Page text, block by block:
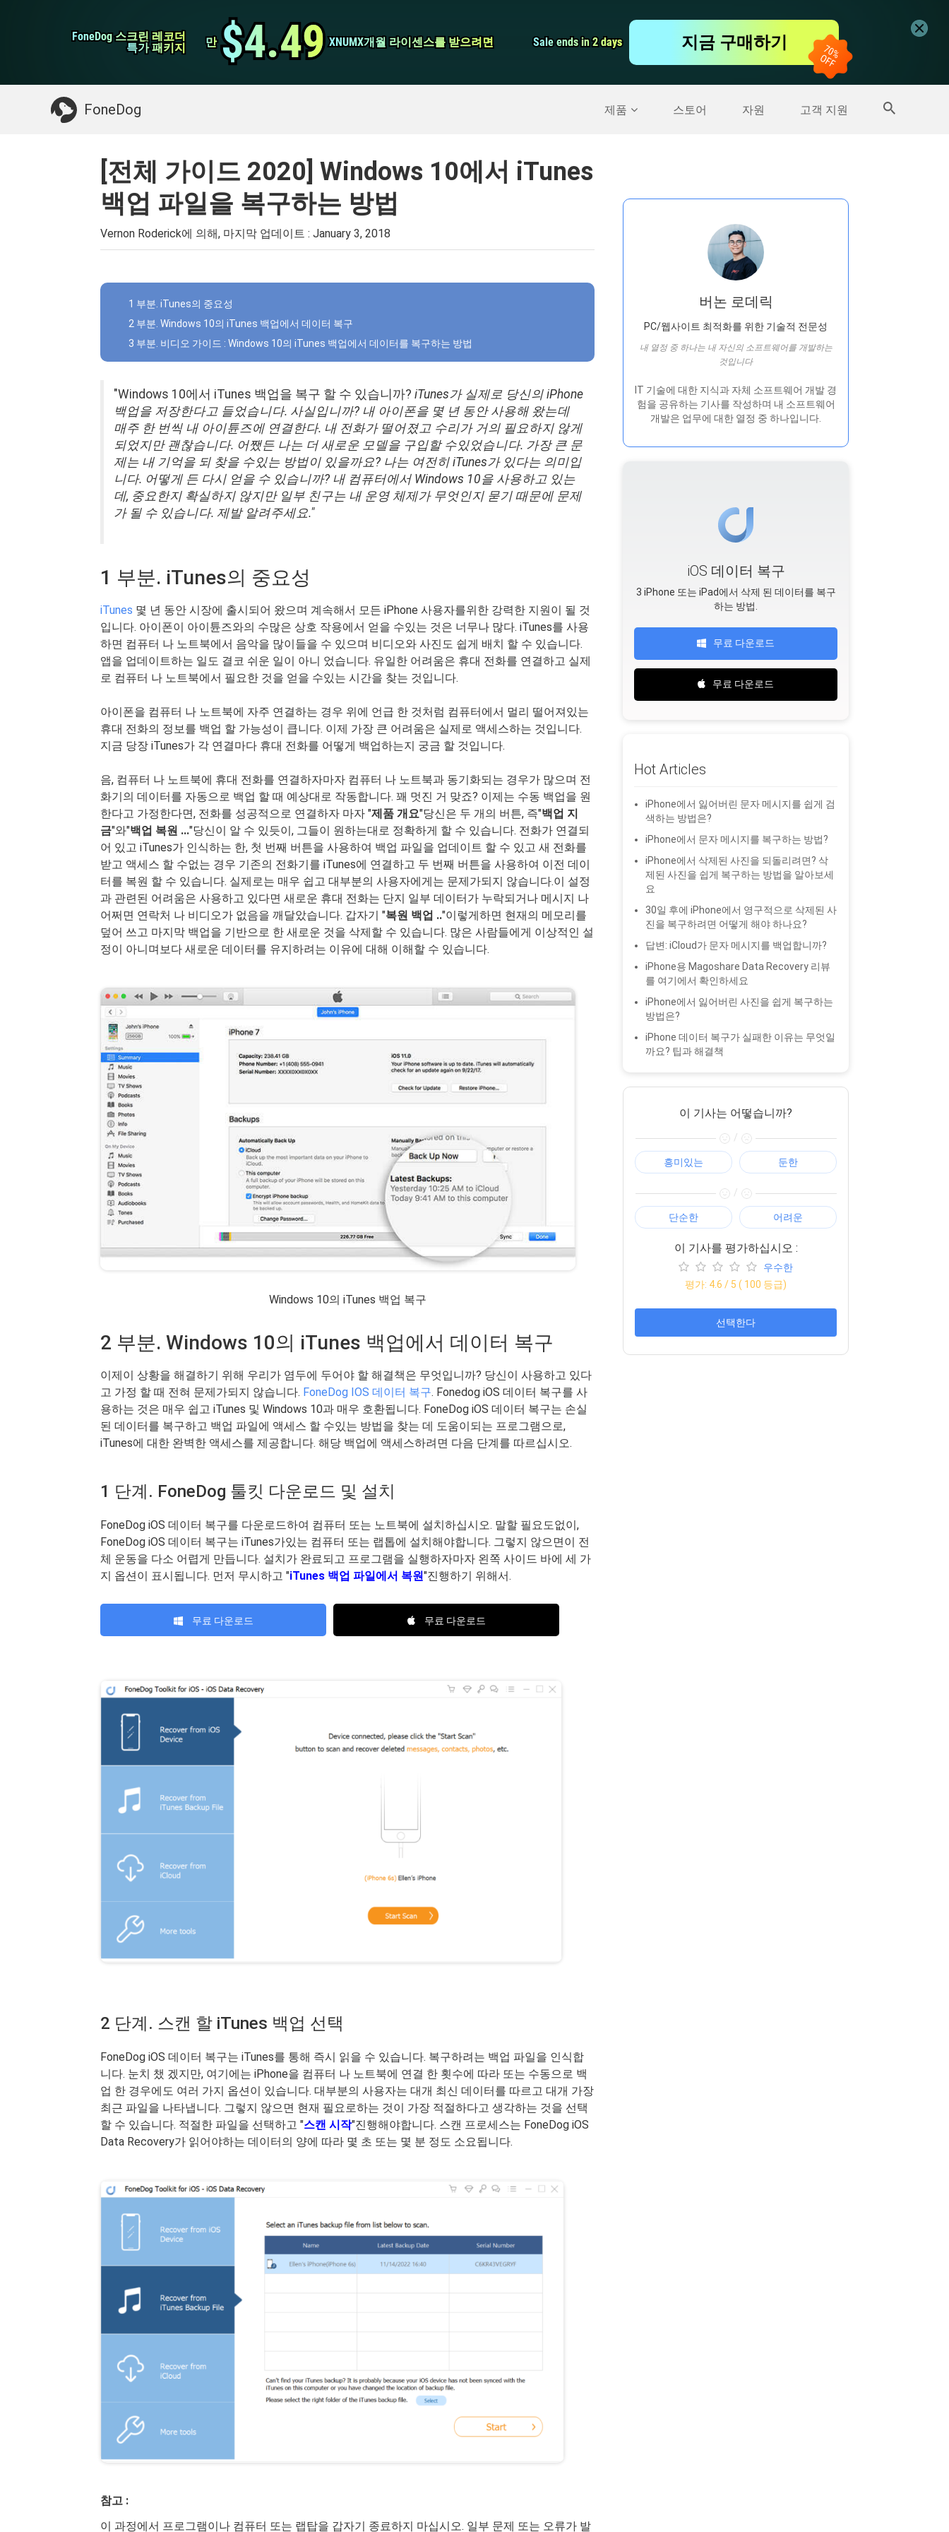
FoneDog 스크린 레코더
FoneDog 스크린 레코더
특가 패키지
특가 패키지 만
만 $4.49
$4.49 XNUMX개월 라이센스를 받으려면
XNUMX개월 라이센스를 받으려면 Sale ends in 2 days
Sale ends in 2 days 지금 구매하기
FoneDog 제품 스토어 자원 고객 지원
iPhone 클리너 스크린 레코더
필요한 것 : Mac 정리 더 많은 제품
[전체 가이드 2020] Windows 10에서 iTunes
백업 파일을 복구하는 방법
Vernon Roderick에 의해, 마지막 업데이트 : January 3, 2018
1 부분. iTunes의 중요성
2 부분. Windows 10의 iTunes 백업에서 데이터 복구
3 부분. 비디오 가이드 : Windows 10의 iTunes 백업에서 데이터를 복구하는 방법
"Windows 10에서 iTunes 백업을 복구 할 수 있습니까? iTunes가 실제로 당신의 iPhone
백업을 저장한다고 들었습니다. 사실입니까? 내 아이폰을 몇 년 동안 사용해 왔는데
매주 한 번씩 내 아이튠즈에 연결한다. 내 전화가 떨어졌고 수리가 거의 필요하지 않게
되었지만 괜찮습니다. 어쨌든 나는 더 새로운 모델을 구입할 수있었습니다. 가장 큰 문
제는 내 기억을 되 찾을 수있는 방법이 있을까요? 나는 여전히 iTunes가 있다는 의미입
니다. 어떻게 든 다시 얻을 수 있습니까? 내 컴퓨터에서 Windows 10을 사용하고 있는
데, 중요한지 확실하지 않지만 일부 친구는 내 운영 체제가 무엇인지 묻기 때문에 문제
가 될 수 있습니다. 제발 알려주세요."
1 부분. iTunes의 중요성
iTunes 몇 년 동안 시장에 출시되어 왔으며 계속해서 모든 iPhone 사용자를위한 강력한 지원이 될 것
입니다. 아이폰이 아이튠즈와의 수많은 상호 작용에서 얻을 수있는 것은 너무나 많다. iTunes를 사용
하면 컴퓨터 나 노트북에서 음악을 많이들을 수 있으며 비디오와 사진도 쉽게 배치 할 수 있습니다.
앱을 업데이트하는 일도 결코 쉬운 일이 아니 었습니다. 유일한 어려움은 휴대 전화를 연결하고 실제
로 컴퓨터 나 노트북에서 필요한 것을 얻을 수있는 시간을 찾는 것입니다.
아이폰을 컴퓨터 나 노트북에 자주 연결하는 경우 위에 언급 한 것처럼 컴퓨터에서 멀리 떨어져있는
휴대 전화의 정보를 백업 할 가능성이 큽니다. 이제 가장 큰 어려움은 실제로 액세스하는 것입니다.
지금 당장 iTunes가 각 연결마다 휴대 전화를 어떻게 백업하는지 궁금 할 것입니다.
음, 컴퓨터 나 노트북에 휴대 전화를 연결하자마자 컴퓨터 나 노트북과 동기화되는 경우가 많으며 전
화기의 데이터를 자동으로 백업 할 때 예상대로 작동합니다. 꽤 멋진 거 맞죠? 이제는 수동 백업을 원
한다고 가정한다면, 전화를 성공적으로 연결하자 마자 "제품 개요"당신은 두 개의 버튼, 즉"백업 지
금"와"백업 복원 ..."당신이 알 수 있듯이, 그들이 원하는대로 정확하게 할 수 있습니다. 전화가 연결되
어 있고 iTunes가 인식하는 한, 첫 번째 버튼을 사용하여 백업 파일을 업데이트 할 수 있고 새 전화를
받고 액세스 할 수없는 경우 기존의 전화기를 iTunes에 연결하고 두 번째 버튼을 사용하여 이전 데이
터를 복원 할 수 있습니다. 실제로는 매우 쉽고 대부분의 사용자에게는 문제가되지 않습니다.이 설정
과 관련된 어려움은 사용하고 있다면 새로운 휴대 전화는 단지 일부 데이터가 누락되거나 메시지 나
어쩌면 연락처 나 비디오가 없음을 깨달았습니다. 갑자기 "복원 백업 .."이렇게하면 현재의 메모리를
덮어 쓰고 마지막 백업을 기반으로 한 새로운 것을 삭제할 수 있습니다. 많은 사람들에게 이상적인 설
정이 아니며보다 새로운 데이터를 유지하려는 이유에 대해 이해할 수 있습니다.
Windows 10의 iTunes 백업 복구
2 부분. Windows 10의 iTunes 백업에서 데이터 복구
이제이 상황을 해결하기 위해 우리가 염두에 두어야 할 해결책은 무엇입니까? 당신이 사용하고 있다
고 가정 할 때 전혀 문제가되지 않습니다. FoneDog IOS 데이터 복구. Fonedog iOS 데이터 복구를 사
용하는 것은 매우 쉽고 iTunes 및 Windows 10과 매우 호환됩니다. FoneDog iOS 데이터 복구는 손실
된 데이터를 복구하고 백업 파일에 액세스 할 수있는 방법을 찾는 데 도움이되는 프로그램으로,
iTunes에 대한 완벽한 액세스를 제공합니다. 해당 백업에 액세스하려면 다음 단계를 따르십시오.
1 단계. FoneDog 툴킷 다운로드 및 설치
FoneDog iOS 데이터 복구를 다운로드하여 컴퓨터 또는 노트북에 설치하십시오. 말할 필요도없이,
FoneDog iOS 데이터 복구는 iTunes가있는 컴퓨터 또는 랩톱에 설치해야합니다. 그렇지 않으면이 전
체 운동을 다소 어렵게 만듭니다. 설치가 완료되고 프로그램을 실행하자마자 왼쪽 사이드 바에 세 가
지 옵션이 표시됩니다. 먼저 무시하고 "iTunes 백업 파일에서 복원"진행하기 위해서.
무료 다운로드 무료 다운로드
2 단계. 스캔 할 iTunes 백업 선택
FoneDog iOS 데이터 복구는 iTunes를 통해 즉시 읽을 수 있습니다. 복구하려는 백업 파일을 인식합
니다. 눈치 챘 겠지만, 여기에는 iPhone을 컴퓨터 나 노트북에 연결 한 횟수에 따라 또는 수동으로 백
업 한 경우에도 여러 가지 옵션이 있습니다. 대부분의 사용자는 대개 최신 데이터를 따르고 대개 가장
최근 파일을 나타냅니다. 그렇지 않으면 현재 필요로하는 것이 가장 적절하다고 생각하는 것을 선택
할 수 있습니다. 적절한 파일을 선택하고 "스캔 시작"진행해야합니다. 스캔 프로세스는 FoneDog iOS
Data Recovery가 읽어야하는 데이터의 양에 따라 몇 초 또는 몇 분 정도 소요됩니다.
참고 :
이 과정에서 프로그램이나 컴퓨터 또는 랩탑을 갑자기 종료하지 마십시오. 일부 문제 또는 오류가 발
버논 로데릭
PC/웹사이트 최적화를 위한 기술적 전문성
내 열정 중 하나는 내 자신의 소프트웨어를 개발하는
것입니다
IT 기술에 대한 지식과 자체 소프트웨어 개발 경
험을 공유하는 기사를 작성하며 내 소프트웨어
개발은 ​​업무에 대한 열정 중 하나입니다.
iOS 데이터 복구
3 iPhone 또는 iPad에서 삭제 된 데이터를 복구
하는 방법.
무료 다운로드
무료 다운로드
Hot Articles
iPhone에서 잃어버린 문자 메시지를 쉽게 검
색하는 방법은?
iPhone에서 문자 메시지를 복구하는 방법?
iPhone에서 삭제된 사진을 되돌리려면? 삭
제된 사진을 쉽게 복구하는 방법을 알아보세
요
30일 후에 iPhone에서 영구적으로 삭제된 사
진을 복구하려면 어떻게 해야 하나요?
답변: iCloud가 문자 메시지를 백업합니까?
iPhone용 Magoshare Data Recovery 리뷰
를 여기에서 확인하세요
iPhone에서 잃어버린 사진을 쉽게 복구하는
방법은?
iPhone 데이터 복구가 실패한 이유는 무엇일
까요? 팁과 해결책
이 기사는 어떻습니까?
/
흥미있는 둔한
/
단순한 어려운
이 기사를 평가하십시오 :
우수한
평가: 4.6 / 5 ( 100 등급)
선택한다